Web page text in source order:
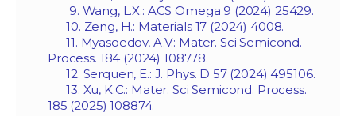
9. Wang, L.X.: ACS Omega 9 (2024) 25429.
10. Zeng, H.: Materials 17 (2024) 4008.
11. Myasoedov, A.V.: Mater. Sci Semicond.
Process. 184 (2024) 108778.
12. Serquen, E.: J. Phys. D 57 (2024) 495106.
13. Xu, K.C.: Mater. Sci Semicond. Process.
185 (2025) 108874.